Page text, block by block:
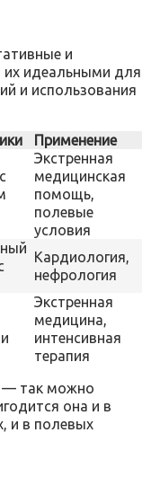
и
их идеальными для
и использования
Применение
Экстренная
медицинская
помощь,
полевые
условия
Кардиология,
нефрология
Экстренная
медицина,
интенсивная
терапия
— так можно
она и в
и в полевых